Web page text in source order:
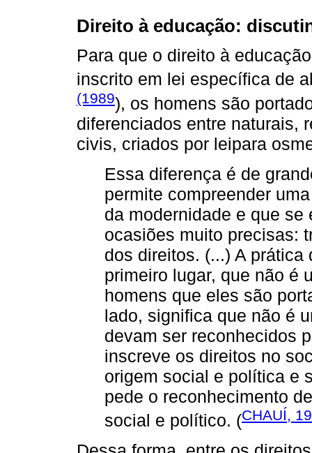
Direito à educação:
Para que o direito à
inscrito em lei específica de
(1989), os homens são
diferenciados entre naturais,
civis, criados por leipara
Essa diferença é de
permite compreender
da modernidade e que
ocasiões muito precisas:
dos direitos. (...) A
primeiro lugar, que não é
homens que eles são
lado, significa que não é
devam ser reconhecidos
inscreve os direitos no
origem social e política e
pede o reconhecimento
social e político. (CHAUÍ,